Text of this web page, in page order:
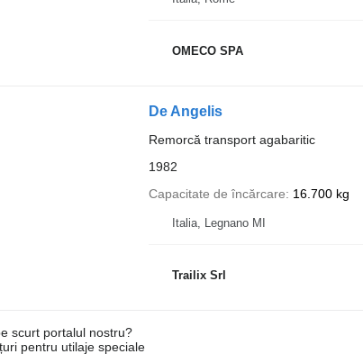
OMECO SPA
De Angelis
Remorcă transport agabaritic
1982
Capacitate de încărcare
16.700 kg
Italia, Legnano MI
Trailix Srl
scurt portalul nostru?
pentru utilaje speciale